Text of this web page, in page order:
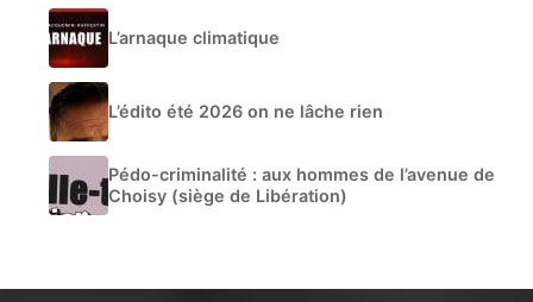
L’arnaque climatique
L’édito été 2026 on ne lâche rien
Pédo-criminalité : aux hommes de l’avenue de
Choisy (siège de Libération)